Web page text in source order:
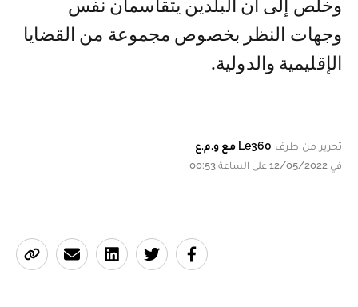
وخلص إلى أن البلدين يتقاسمان نفس
وجهات النظر بخصوص مجموعة من القضايا
الإقليمية والدولية.
تحرير من طرف Le360 مع و.م.ع
في 12/05/2022 على الساعة 00:53